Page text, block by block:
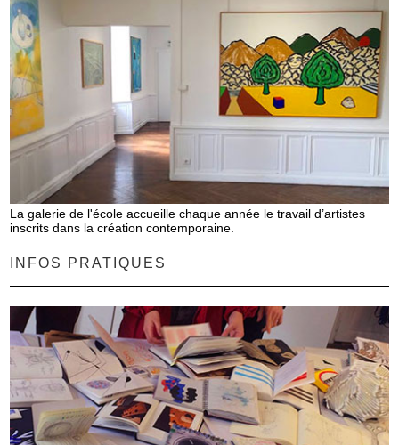
La galerie de l'école accueille chaque année le travail d’artistes
inscrits dans la création contemporaine.
INFOS PRATIQUES